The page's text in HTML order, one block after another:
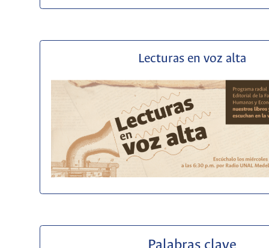
Lecturas en voz alta